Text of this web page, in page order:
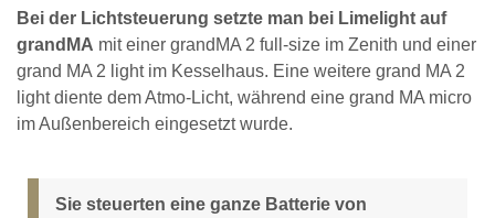
Bei der Lichtsteuerung setzte man bei Limelight auf
grandMA mit einer grandMA 2 full-size im Zenith und einer
grand MA 2 light im Kesselhaus. Eine weitere grand MA 2
light diente dem Atmo-Licht, während eine grand MA micro
im Außenbereich eingesetzt wurde.
Sie steuerten eine ganze Batterie von